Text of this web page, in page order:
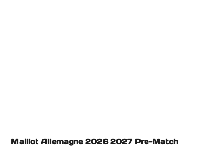
Maillot Allemagne 2026 2027 Pre-Match